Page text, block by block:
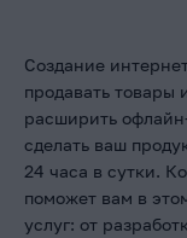
Создание
продавать товары
расширить
сделать ваш
24 часа в сутки.
поможет вам в
услуг: от